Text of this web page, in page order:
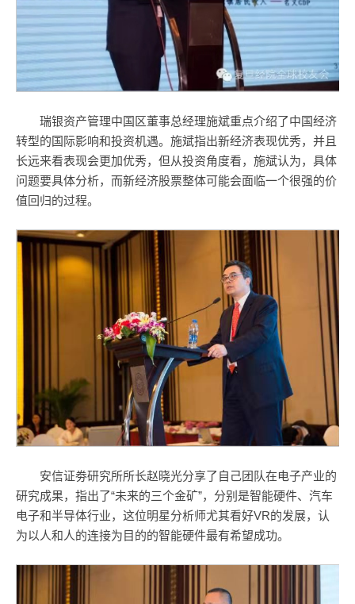
瑞银资产管理中国区董事总经理施斌重点介绍了中国经济
转型的国际影响和投资机遇。施斌指出新经济表现优秀，并且
长远来看表现会更加优秀，但从投资角度看，施斌认为，具体
问题要具体分析，而新经济股票整体可能会面临一个很强的价
值回归的过程。
安信证劵研究所所长赵晓光分享了自己团队在电子产业的
研究成果，指出了“未来的三个金矿”，分别是智能硬件、汽车
电子和半导体行业，这位明星分析师尤其看好VR的发展，认
为以人和人的连接为目的的智能硬件最有希望成功。